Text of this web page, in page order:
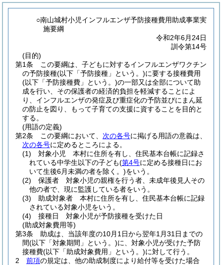
○南山城村小児インフルエンザ予防接種費用助成事業実
施要綱
令和2年6月24日
訓令第14号
(目的)
第1条
この要綱は、子どもに対するインフルエンザワクチン
の予防接種(以下「予防接種」という。)に要する接種費用
(以下「予防接種費」という。)の一部又は全部について助
成を行い、その保護者の経済的負担を軽減することによ
り、インフルエンザの発症及び重症化の予防並びにまん延
の防止を図り、もって子育ての支援に資することを目的と
する。
(用語の定義)
第2条
この要綱において、 次の各号に掲げる用語の意義は、
次の各号に定めるところによる。
(1)
対象小児 本村に住所を有し、住民基本台帳に記録さ
れている中学生以下の子ども(第4号に定める接種日にお
いて生後6月未満の者を除く。)をいう。
(2)
保護者 対象小児の親権を行う者、未成年後見人その
他の者で、現に監護している者をいう。
(3)
助成対象者 本村に住所を有し、住民基本台帳に記録
されている対象小児をいう。
(4)
接種日 対象小児が予防接種を受けた日
(助成対象費用等)
第3条
助成は、当該年度の10月1日から翌年1月31日までの
間(以下「対象期間」という。)に、対象小児が受けた予防
接種費(以下「助成対象費用」という。)に対して行う。
2
前項の規定は、他の助成制度により給付等を受けた場合